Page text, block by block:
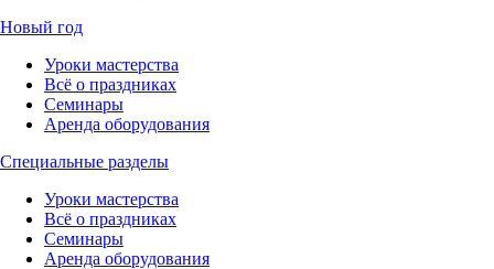
Новый год
Уроки мастерства
Всё о праздниках
Семинары
Аренда оборудования
Специальные разделы
Уроки мастерства
Всё о праздниках
Семинары
Аренда оборудования